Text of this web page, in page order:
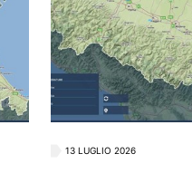
13 LUGLIO 2026